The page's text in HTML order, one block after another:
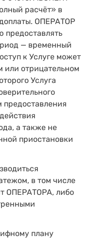
расчёт» в
ОПЕРАТОР
предоставлять
— временный
к Услуге может
или отрицательном
Услуга
предоставления
а также не
приостановки
в том числе
ОПЕРАТОРА, либо
плану